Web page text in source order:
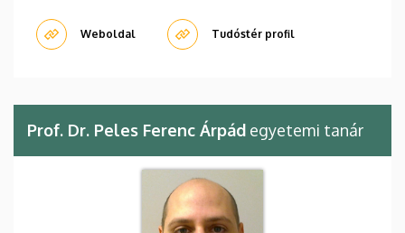
Weboldal Tudóstér profil
Prof. Dr. Peles Ferenc Árpád egyetemi tanár